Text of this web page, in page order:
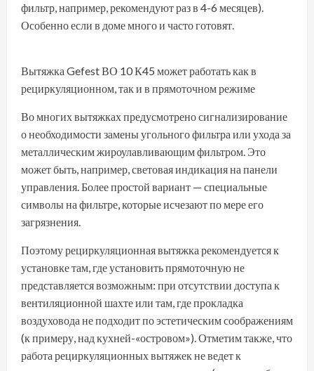
фильтр, например, рекомендуют раз в 4-6 месяцев).
Особенно если в доме много и часто готовят.
Вытяжка Gefest ВО 10 К45 может работать как в
рециркуляционном, так и в прямоточном режиме
Во многих вытяжках предусмотрено сигнализирование
о необходимости замены угольного фильтра или ухода за
металлическим жироулавливающим фильтром. Это
может быть, например, световая индикация на панели
управления. Более простой вариант — специальные
символы на фильтре, которые исчезают по мере его
загрязнения.
Поэтому рециркуляционная вытяжка рекомендуется к
установке там, где установить прямоточную не
представляется возможным: при отсутствии доступа к
вентиляционной шахте или там, где прокладка
воздуховода не подходит по эстетическим соображениям
(к примеру, над кухней-«островом»). Отметим также, что
работа рециркуляционных вытяжек не ведет к